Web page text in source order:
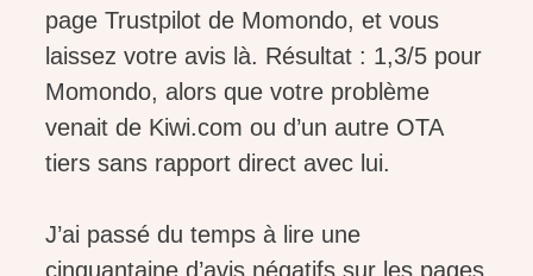
page Trustpilot de Momondo, et vous
laissez votre avis là. Résultat : 1,3/5 pour
Momondo, alors que votre problème
venait de Kiwi.com ou d’un autre OTA
tiers sans rapport direct avec lui.
J’ai passé du temps à lire une
cinquantaine d’avis négatifs sur les pages